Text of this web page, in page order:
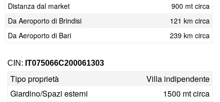
Distanza dal market
900 mt circa
Da Aeroporto di Brindisi
121 km circa
Da Aeroporto di Bari
239 km circa
CIN: IT075066C200061303
Tipo proprietà
Villa indipendente
Giardino/Spazi esterni
1500 mt circa